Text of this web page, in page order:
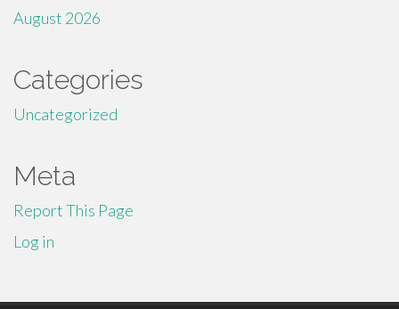
August 2026
Categories
Uncategorized
Meta
Report This Page
Log in